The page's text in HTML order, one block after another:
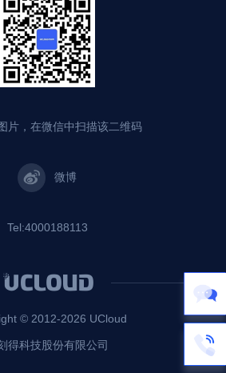
片，在微信中扫描该二维码
微博
Tel:4000188113
© 2012-2026 UCloud
得科技股份有限公司